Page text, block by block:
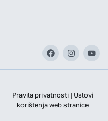
Pravila privatnosti | Uslovi
korištenja web stranice